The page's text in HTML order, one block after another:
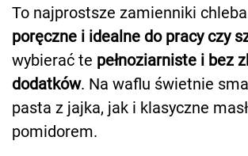
To najprostsze zamienniki
poręczne i idealne do pracy czy
wybierać te pełnoziarniste i bez
dodatków. Na waflu świetnie
pasta z jajka, jak i klasyczne
pomidorem.